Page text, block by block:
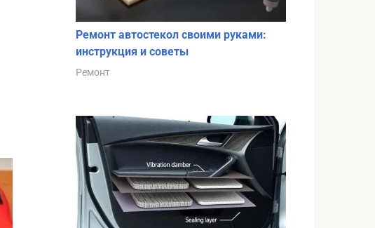
Ремонт автостекол своими руками:
инструкция и советы
Ремонт